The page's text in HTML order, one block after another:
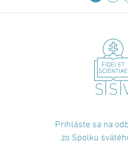
Prihláste sa na
zo Spolku